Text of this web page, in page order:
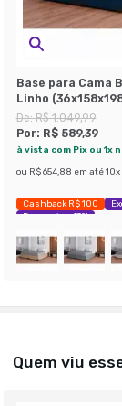
Base para Cama
Linho
De:R$ 1.049,99
Por: R$ 589,39
à vista com Pix ou 1x
ou R$ 654,88 em até 10x
Cashback R$ 100
Economize 43%
Quem viu